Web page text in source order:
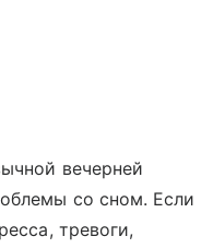
вечерней
со сном. Если
тревоги,